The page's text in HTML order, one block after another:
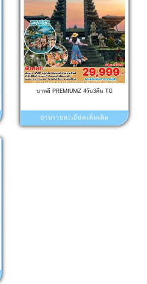
บาหลี PREMIUMZ 4วัน3คืน TG
อ่านรายละเอียดเพิ่มเติม